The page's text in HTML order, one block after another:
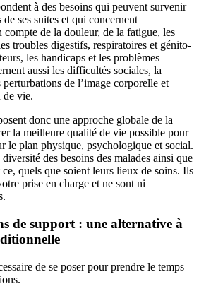
à des besoins qui peuvent survenir
ses suites et qui concernent
de la douleur, de la fatigue, les
troubles digestifs, respiratoires et génito-
les handicaps et les problèmes
aussi les difficultés sociales, la
de l’image corporelle et
de vie.
donc une approche globale de la
la meilleure qualité de vie possible pour
le plan physique, psychologique et social.
des besoins des malades ainsi que
quels que soient leurs lieux de soins. Ils
prise en charge et ne sont ni
de support : une alternative à
de se poser pour prendre le temps